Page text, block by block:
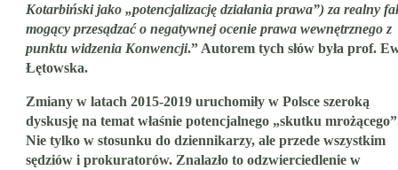
Kotarbiński jako „potencjalizację działania prawa”) za realny
mogący przesądzać o negatywnej ocenie prawa wewnętrznego z
punktu widzenia Konwencji.” Autorem tych słów była prof.
Łętowska.
Zmiany w latach 2015-2019 uruchomiły w Polsce szeroką
dyskusję na temat właśnie potencjalnego „skutku
Nie tylko w stosunku do dziennikarzy, ale przede wszystkim
sędziów i prokuratorów. Znalazło to odzwierciedlenie w